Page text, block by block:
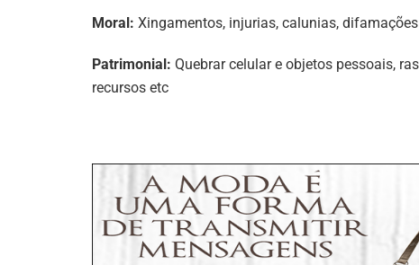
Moral: Xingamentos, injurias, calunias,
Patrimonial: Quebrar celular e objetos pessoais,
recursos etc